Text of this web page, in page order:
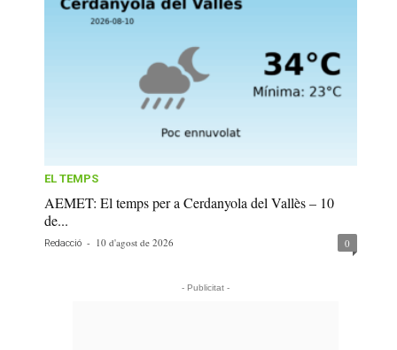
EL TEMPS
AEMET: El temps per a Cerdanyola del Vallès – 10
de...
Redacció - 10 d'agost de 2026 0
- Publicitat -